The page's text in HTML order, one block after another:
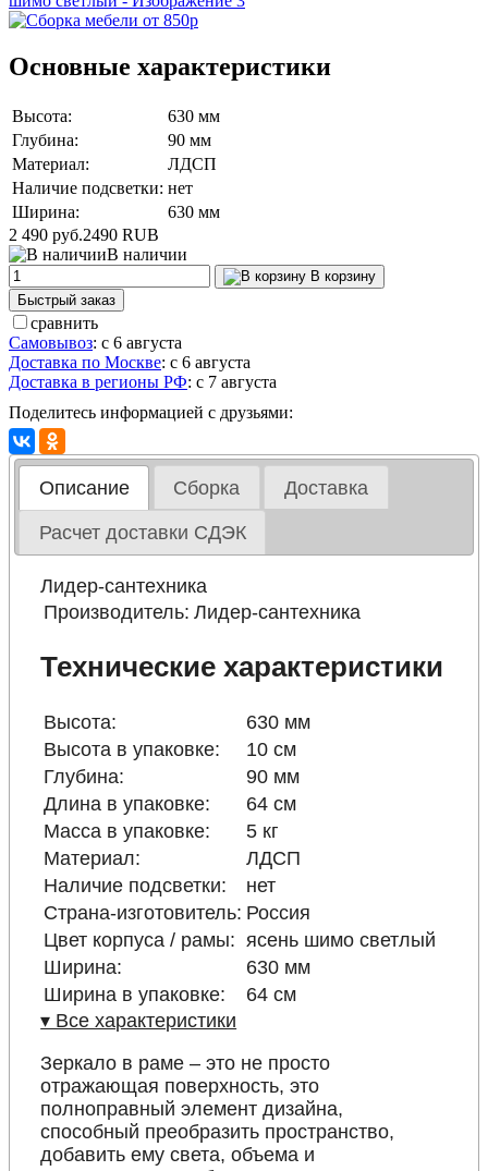
Основные характеристики
Высота:
630 мм
Глубина:
90 мм
Материал:
ЛДСП
Наличие подсветки: нет
Ширина:
630 мм
2 490 руб.2490 RUB
В наличии
В корзину
Быстрый заказ
сравнить
Самовывоз: с 6 августа
Доставка по Москве: с 6 августа
Доставка в регионы РФ: с 7 августа
Поделитесь информацией с друзьями:
Описание Сборка Доставка
Расчет доставки СДЭК
Лидер-сантехника
Производитель: Лидер-сантехника
Технические характеристики
Высота:
630 мм
Высота в упаковке:
10 см
Глубина:
90 мм
Длина в упаковке:
64 см
Масса в упаковке:
5 кг
Материал:
ЛДСП
Наличие подсветки:
нет
Страна-изготовитель: Россия
Цвет корпуса / рамы: ясень шимо светлый
Ширина:
630 мм
Ширина в упаковке:
64 см
▾ Все характеристики
Зеркало в раме – это не просто
отражающая поверхность, это
полноправный элемент дизайна,
способный преобразить пространство,
добавить ему света, объема и